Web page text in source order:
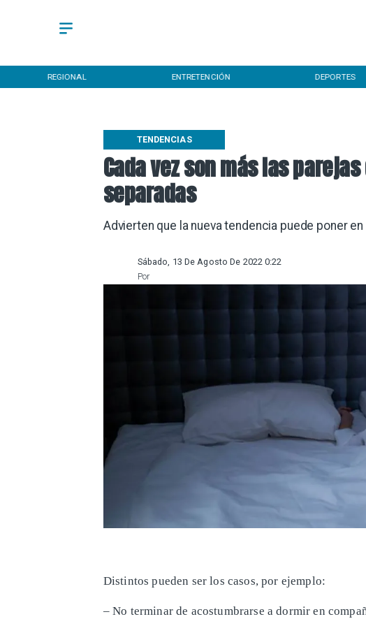
REGIONAL ENTRETENCIÓN DEPORTES
Cada vez son más las
separadas
Advierten que la nueva tendencia puede poner
TENDENCIAS
Sábado, 13 De Agosto De 2022 0:22
Por
Distintos pueden ser los casos, por ejemplo:
– No terminar de acostumbrarse a dormir en